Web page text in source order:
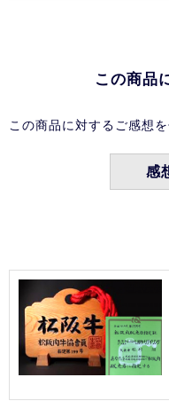
この商品
この商品に対するご感想
感